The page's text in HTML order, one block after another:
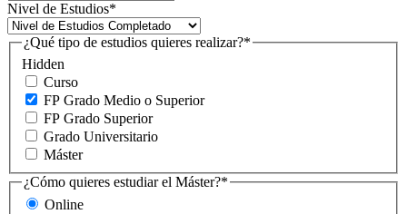
Nivel de Estudios*
Hidden
¿Qué tipo de estudios quieres realizar?*
Curso
FP Grado Medio o Superior
FP Grado Superior
Grado Universitario
Máster
¿Cómo quieres estudiar el Máster?*
Online